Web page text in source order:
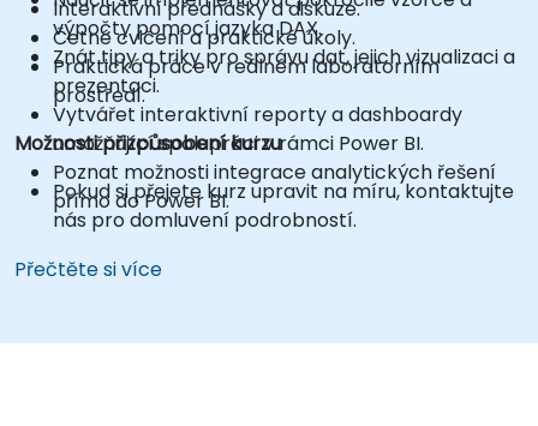
výpočty pomocí jazyka DAX.
Znát tipy a triky pro správu dat, jejich vizualizaci a
prezentaci.
Vytvářet interaktivní reporty a dashboardy
umožňující spolupráci v rámci Power BI.
Poznat možnosti integrace analytických řešení
přímo do Power BI.
Interaktivní přednášky a diskuze.
Četné cvičení a praktické úkoly.
Praktická práce v reálném laboratorním
prostředí.
Možnosti přizpůsobení kurzu
Pokud si přejete kurz upravit na míru, kontaktujte
nás pro domluvení podrobností.
Přečtěte si více